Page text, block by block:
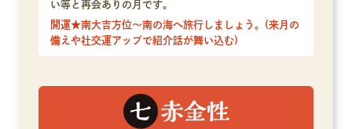
い等と再会ありの月です。
開運★南大吉方位～南の海へ旅行しましょう。(来月の
備えや社交運アップで紹介話が舞い込む)